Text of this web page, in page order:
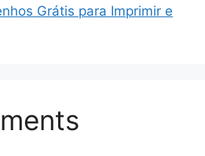
Grátis para Imprimir e